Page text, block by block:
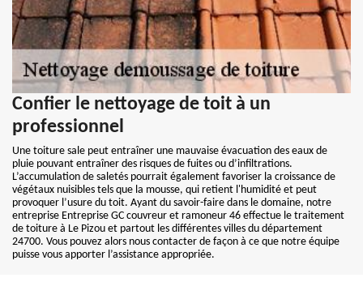
Confier le nettoyage de toit à un
professionnel
Une toiture sale peut entraîner une mauvaise évacuation des eaux de
pluie pouvant entraîner des risques de fuites ou d’infiltrations.
L’accumulation de saletés pourrait également favoriser la croissance de
végétaux nuisibles tels que la mousse, qui retient l'humidité et peut
provoquer l’usure du toit. Ayant du savoir-faire dans le domaine, notre
entreprise Entreprise GC couvreur et ramoneur 46 effectue le traitement
de toiture à Le Pizou et partout les différentes villes du département
24700. Vous pouvez alors nous contacter de façon à ce que notre équipe
puisse vous apporter l’assistance appropriée.